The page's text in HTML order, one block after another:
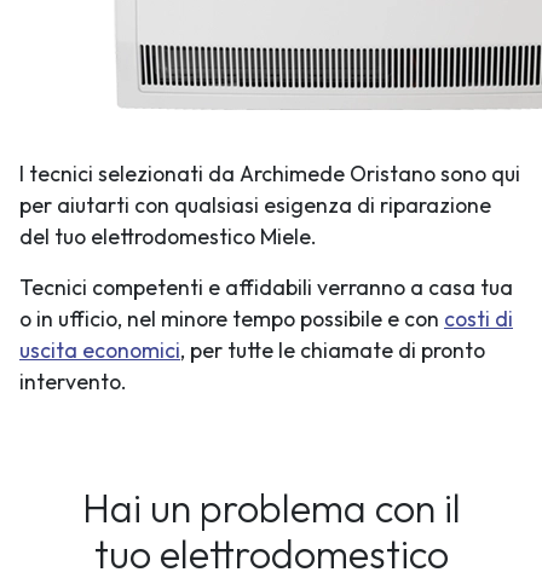
I tecnici selezionati da Archimede Oristano sono qui
per aiutarti con qualsiasi esigenza di riparazione
del tuo elettrodomestico Miele.
Tecnici competenti e affidabili verranno a casa tua
o in ufficio, nel minore tempo possibile e con costi di
uscita economici, per tutte le chiamate di pronto
intervento.
Hai un problema con il
tuo elettrodomestico